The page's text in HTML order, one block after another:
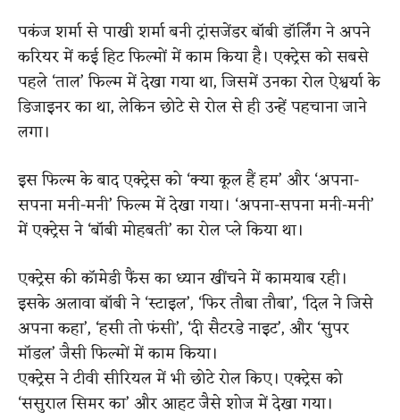
पकंज शर्मा से पाखी शर्मा बनी ट्रांसजेंडर बॉबी डॉर्लिंग ने अपने
करियर में कई हिट फिल्मों में काम किया है। एक्ट्रेस को सबसे
पहले ‘ताल’ फिल्म में देखा गया था, जिसमें उनका रोल ऐश्वर्या के
डिजाइनर का था, लेकिन छोटे से रोल से ही उन्हें पहचाना जाने
लगा।
इस फिल्म के बाद एक्ट्रेस को ‘क्या कूल हैं हम’ और ‘अपना-
सपना मनी-मनी’ फिल्म में देखा गया। ‘अपना-सपना मनी-मनी’
में एक्ट्रेस ने ‘बॉबी मोहबती’ का रोल प्ले किया था।
एक्ट्रेस की कॉमेडी फैंस का ध्यान खींचने में कामयाब रही।
इसके अलावा बॉबी ने ‘स्टाइल’, ‘फिर तौबा तौबा’, ‘दिल ने जिसे
अपना कहा’, ‘हसी तो फंसी’, ‘दी सैटरडे नाइट’, और ‘सुपर
मॉडल’ जैसी फिल्मों में काम किया।
एक्ट्रेस ने टीवी सीरियल में भी छोटे रोल किए। एक्ट्रेस को
‘ससुराल सिमर का’ और आहट जैसे शोज में देखा गया।